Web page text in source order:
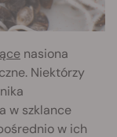
nasiona
Niektórzy
w szklance
w ich